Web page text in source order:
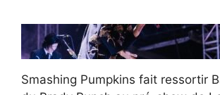
Smashing Pumpkins fait ressortir